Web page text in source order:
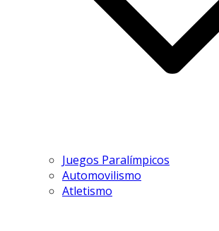
Juegos Paralímpicos
Automovilismo
Atletismo